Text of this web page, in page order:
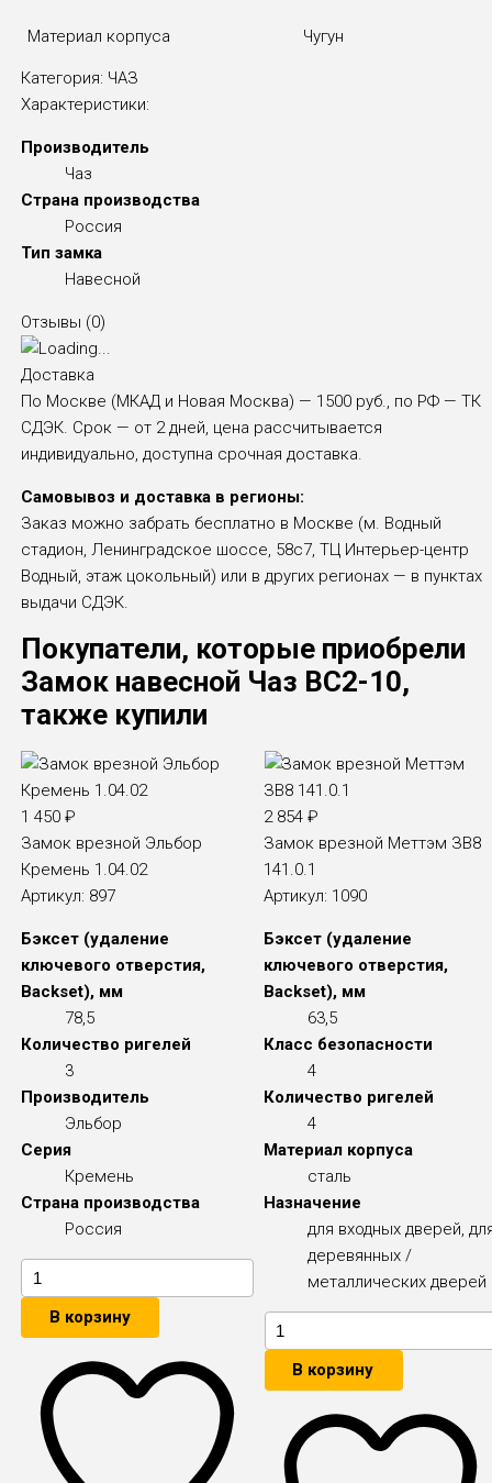
Материал корпуса Чугун
Категория: ЧАЗ
Характеристики:
Производитель
Чаз
Страна производства
Россия
Тип замка
Навесной
Отзывы (0)
Доставка
По Москве (МКАД и Новая Москва) — 1500 руб., по РФ — ТК
СДЭК. Срок — от 2 дней, цена рассчитывается
индивидуально, доступна срочная доставка.
Самовывоз и доставка в регионы:
Заказ можно забрать бесплатно в Москве (м. Водный
стадион, Ленинградское шоссе, 58с7, ТЦ Интерьер-центр
Водный, этаж цокольный) или в других регионах — в пунктах
выдачи СДЭК.
Покупатели, которые приобрели
Замок навесной Чаз ВС2-10,
также купили
1 450₽
Замок врезной Эльбор
Кремень 1.04.02
Артикул: 897
Бэксет (удаление
ключевого отверстия,
Backset), мм
78,5
Количество ригелей
3
Производитель
Эльбор
Серия
Кремень
Страна производства
Россия
В корзину
2 854₽
Замок врезной Меттэм ЗВ8
141.0.1
Артикул: 1090
Бэксет (удаление
ключевого отверстия,
Backset), мм
63,5
Класс безопасности
4
Количество ригелей
4
Материал корпуса
сталь
Назначение
для входных дверей,
деревянных /
металлических дверей
В корзину